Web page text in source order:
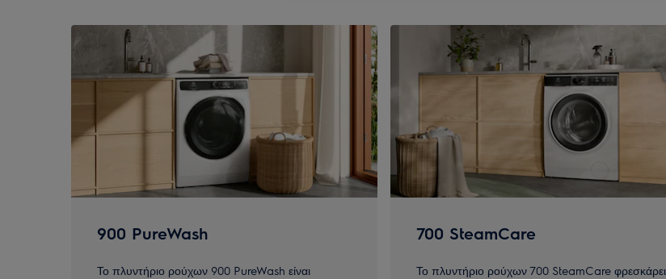
900 PureWash
Το πλυντήριο ρούχων 900 PureWash είναι
700 SteamCare
Το πλυντήριο ρούχων 700 SteamCare φρεσκάρει